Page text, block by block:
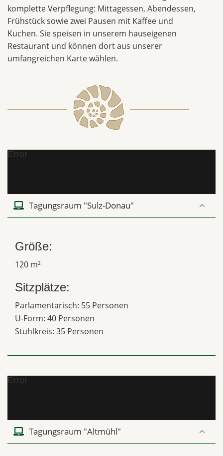
komplette Verpflegung: Mittagessen, Abendessen,
Frühstück sowie zwei Pausen mit Kaffee und
Kuchen. Sie speisen in unserem hauseigenen
Restaurant und können dort aus unserer
umfangreichen Karte wählen.
Error
Tagungsraum "Sulz-Donau"
Größe:
120 m²
Sitzplätze:
Parlamentarisch: 55 Personen
U-Form: 40 Personen
Stuhlkreis: 35 Personen
Error
Tagungsraum "Altmühl"